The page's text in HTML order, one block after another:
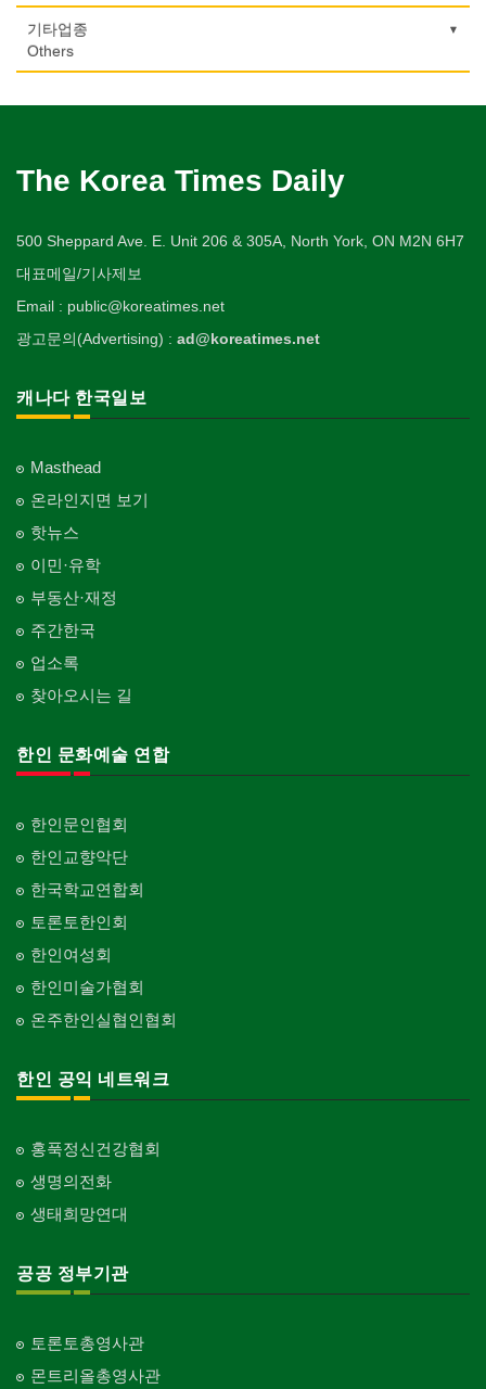
의사-성형외과
Cosmetic Surgeon
Ophthalmologist
Surgeon
의사-치과
Dentist/Dental Surgeon
의사-가정의
의사-기타
Multi Specialty
의사-정신과
애완동물용품
Pet Shop
Fashion/Boutique
Blanket
웨딩서비스
Bridal Fashion/Wedding Service
자수
Private Lesson-Alteration
개인지도-어학/수학
개인지도-서예
개인지도-미술/사진
Private Lesson-Art/Photograph
Private Lesson-Ballet/Dance
Private Lesson-Flower Arrangement
개인지도-기타
열쇠
보석감정사
인쇄
장의사
직업소개 에이전트
Cleaning
카펫 청소
Carpet Cleaning
판촉물
gifts for events
프랜차이즈
Franchise
Piano Tuning/Sale
현금인출기
ATM
Art Gallery/Framing
행사/이벤트
Event
인벤토리
인터넷/소프트웨어 개발
Machinery Rebuilding
난방/냉동
스테이징 홈
전기공사/수리
Electric Work
정원공사/조경
Roofing
Curtain/Carpet
Wall Paper/Paint
가라지/그라지/차고
Garage Door
건축 엔지니어
Engineering
Architectural Designer
자동차-바디샵
Autobody Shop
자동차-판매/리스
자동차-견인
Towing
자동차-청소
Auto Cleaning
당구장
Billiard Club
볼링장
운동구/스포츠용품
취미/레저
Hobby/Leisure
태권도/무술
Taekwondo/Martial Arts
Law Office
회계업무
Massage
Spring Water/Water Purifier
Nursing Home
Sauna
Skin Care
화장품
Cosmetics
피트니스/헬스
Fitness
산후조리서비스
여행/관광
Travel/Tour
기도원/수양관
Retreat Centre
Korean Businessmen's Association
Buddhist Temple
한국일보 본사 및 지국
한국정부기관
Korean Governmental Organization
한인회
Korean Cultural Association
Newspaper/TV/Radio
한국기업 현지법인/지사
Korean Enterprises In Canada
동창회-대학교
Alumni University
동창회-중·고등학교
Alumni Middle·High School
단체-협회
단체-스포츠
Organization-Sports
단체-음악/미술
Organization-Music/Art
Organization-Buddhist
Organization-Christianity
교회-장로교회
Church-Presbyterian
Church-United
Church-7th Day Adventist
교회-씨 앤 엠에이
Church-C & MA
Church-Full Gospel
기타업종
Others
Shoe Repair
ETC
아파트
The Korea Times Daily
500 Sheppard Ave. E. Unit 206 & 305A, North York, ON M2N 6H7
대표메일/기사제보
Email : public@koreatimes.net
광고문의(Advertising) : ad@koreatimes.net
캐나다 한국일보
Masthead
온라인지면 보기
핫뉴스
이민·유학
부동산·재정
주간한국
업소록
찾아오시는 길
한인 문화예술 연합
한인문인협회
한인교향악단
한국학교연합회
토론토한인회
한인여성회
한인미술가협회
온주한인실협인협회
한인 공익 네트워크
홍푹정신건강협회
생명의전화
생태희망연대
공공 정부기관
토론토총영사관
몬트리올총영사관